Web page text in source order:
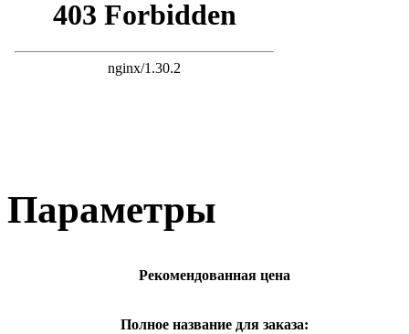
Параметры
Рекомендованная цена
Полное название для заказа: